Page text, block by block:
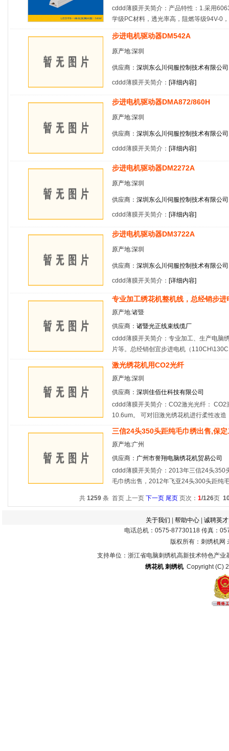
cddd薄膜开关简介：产品特性：1.采用
学级PC材料，透光率高，阻燃等级94V-0
步进电机驱动器DM542A
原产地:深圳
供应商： 深圳东么川伺服控制技术有限公司
cddd薄膜开关简介： [详细内容]
步进电机驱动器DMA872/860H
原产地:深圳
供应商： 深圳东么川伺服控制技术有限公司
cddd薄膜开关简介： [详细内容]
步进电机驱动器DM2272A
原产地:深圳
供应商： 深圳东么川伺服控制技术有限公司
cddd薄膜开关简介： [详细内容]
步进电机驱动器DM3722A
原产地:深圳
供应商： 深圳东么川伺服控制技术有限公司
cddd薄膜开关简介： [详细内容]
专业加工绣花机整机线，总经销步进
原产地:诸暨
供应商： 诸暨光正线束线缆厂
cddd薄膜开关简介：专业加工、生产电脑
片等。总经销创宜步进电机（
激光绣花机用CO2光纤
原产地:深圳
供应商： 深圳佳佰仕科技有限公司
cddd薄膜开关简介：CO2激光光纤：
10.6um。 可对旧激光绣花机进行柔性改
三信24头350头距纯毛巾绣出售,保
原产地:广州
供应商： 广州市誉翔电脑绣花机贸易公司
cddd薄膜开关简介：2013年三信24头350
毛巾绣出售，2012年飞亚24头300头距纯
共 1259 条 首页 上一页 下一页 尾页 页次： 1/126页
关于我们 帮助中心| 诚聘英才
电话总机：0575-87730118 传真：
版权所有：刺绣机网
支持单位：浙江省电脑刺绣机高新技术特色产
绣花机 刺绣机Copyright (C)